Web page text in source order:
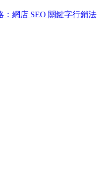
：網店 SEO 關鍵字行銷法